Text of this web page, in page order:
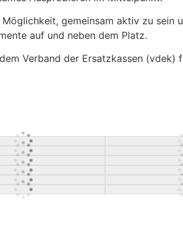
gemeinsam aktiv zu sein
auf und neben dem Platz.
Verband der Ersatzkassen